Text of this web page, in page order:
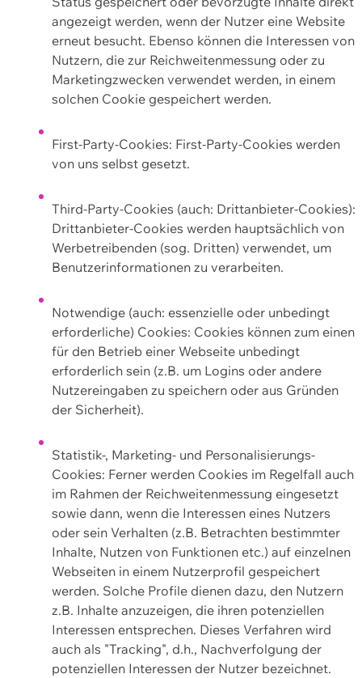
angezeigt werden, wenn der Nutzer eine Website
erneut besucht. Ebenso können die Interessen von
Nutzern, die zur Reichweitenmessung oder zu
Marketingzwecken verwendet werden, in einem
solchen Cookie gespeichert werden.
First-Party-Cookies: First-Party-Cookies werden
von uns selbst gesetzt.
Third-Party-Cookies (auch: Drittanbieter-Cookies):
Drittanbieter-Cookies werden hauptsächlich von
Werbetreibenden (sog. Dritten) verwendet, um
Benutzerinformationen zu verarbeiten.
Notwendige (auch: essenzielle oder unbedingt
erforderliche) Cookies: Cookies können zum einen
für den Betrieb einer Webseite unbedingt
erforderlich sein (z.B. um Logins oder andere
Nutzereingaben zu speichern oder aus Gründen
der Sicherheit).
Statistik-, Marketing- und Personalisierungs-
Cookies: Ferner werden Cookies im Regelfall auch
im Rahmen der Reichweitenmessung eingesetzt
sowie dann, wenn die Interessen eines Nutzers
oder sein Verhalten (z.B. Betrachten bestimmter
Inhalte, Nutzen von Funktionen etc.) auf einzelnen
Webseiten in einem Nutzerprofil gespeichert
werden. Solche Profile dienen dazu, den Nutzern
z.B. Inhalte anzuzeigen, die ihren potenziellen
Interessen entsprechen. Dieses Verfahren wird
auch als "Tracking", d.h., Nachverfolgung der
potenziellen Interessen der Nutzer bezeichnet.